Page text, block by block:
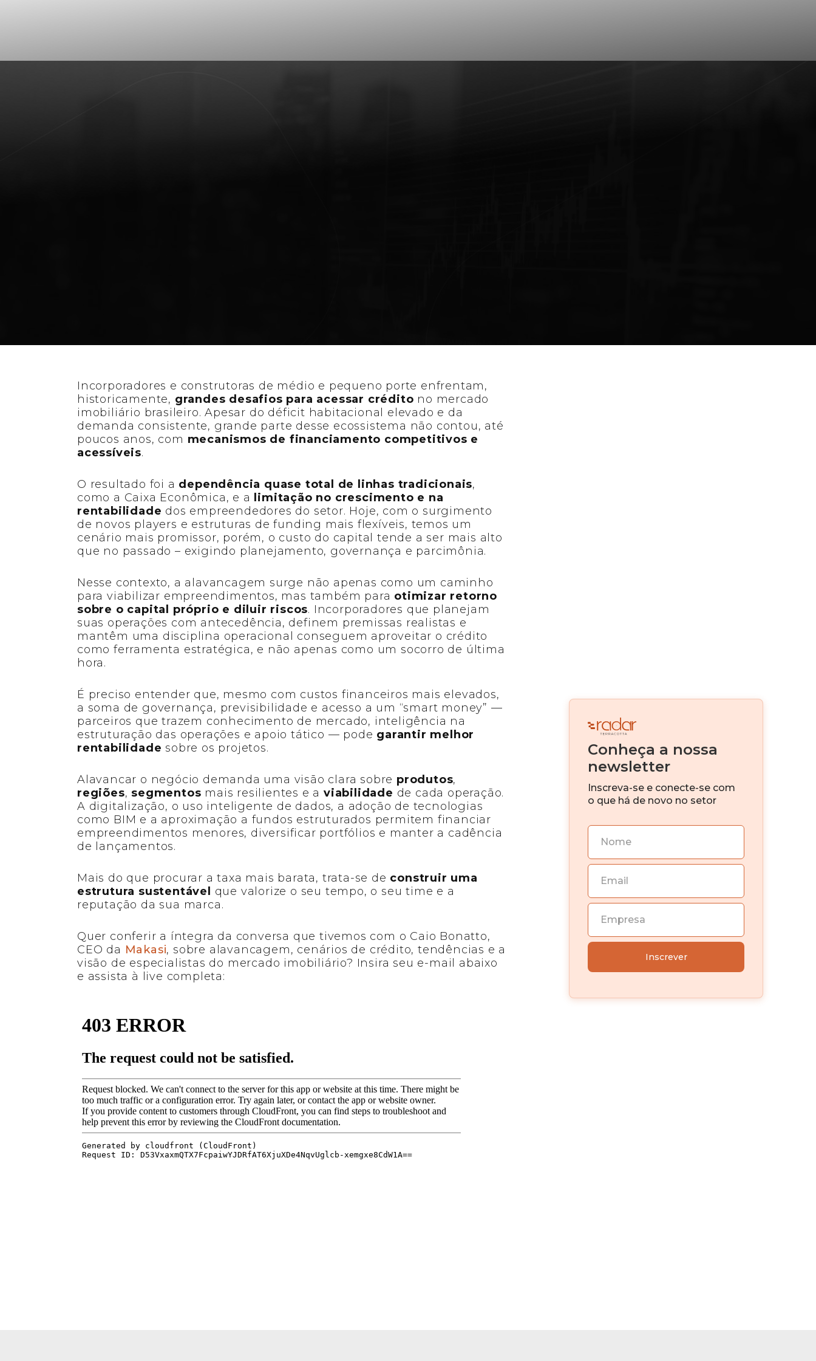
Incorporadores e construtoras de médio e pequeno porte enfrentam,
historicamente, grandes desafios para acessar crédito no mercado
imobiliário brasileiro. Apesar do déficit habitacional elevado e da
demanda consistente, grande parte desse ecossistema não contou, até
poucos anos, com mecanismos de financiamento competitivos e
acessíveis.
O resultado foi a dependência quase total de linhas tradicionais,
como a Caixa Econômica, e a
limitação no crescimento e na
rentabilidade dos empreendedores do setor. Hoje, com o surgimento
de novos players e estruturas de funding mais flexíveis, temos um
cenário mais promissor, porém, o custo do capital tende a ser mais alto
que no passado – exigindo planejamento, governança e parcimônia.
Nesse contexto, a alavancagem surge não apenas como um caminho
para viabilizar empreendimentos, mas também para otimizar retorno
sobre o capital próprio e diluir riscos. Incorporadores que planejam
suas operações com antecedência, definem premissas realistas e
mantêm uma disciplina operacional conseguem aproveitar o crédito
como ferramenta estratégica, e não apenas como um socorro de última
hora.
É preciso entender que, mesmo com custos financeiros mais elevados,
a soma de governança, previsibilidade e acesso a um “smart money” —
parceiros que trazem conhecimento de mercado, inteligência na
estruturação das operações e apoio tático — pode garantir melhor
rentabilidade sobre os projetos.
Alavancar o negócio demanda uma visão clara sobre produtos,
regiões, segmentos mais resilientes e aviabilidade de cada operação.
A digitalização, o uso inteligente de dados, a adoção de tecnologias
como BIM e a aproximação a fundos estruturados permitem financiar
empreendimentos menores, diversificar portfólios e manter a cadência
de lançamentos.
Mais do que procurar a taxa mais barata, trata-se de construir uma
estrutura sustentável
que valorize o seu tempo, o seu time e a
reputação da sua marca.
Quer conferir a íntegra da conversa que tivemos com o Caio Bonatto,
CEO da Makasi, sobre alavancagem, cenários de crédito, tendências e a
visão de especialistas do mercado imobiliário? Insira seu e-mail abaixo
e assista à live completa:
IA
Investimento imobiliário
Conheça a nossa
newsletter
Inscreva-se e conecte-se com
o que há de novo no setor